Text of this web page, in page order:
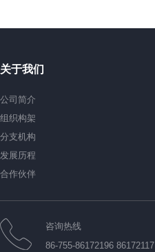
关于我们
公司简介
组织构架
分支机构
发展历程
合作伙伴
咨询热线
86-755-86172196 86172117